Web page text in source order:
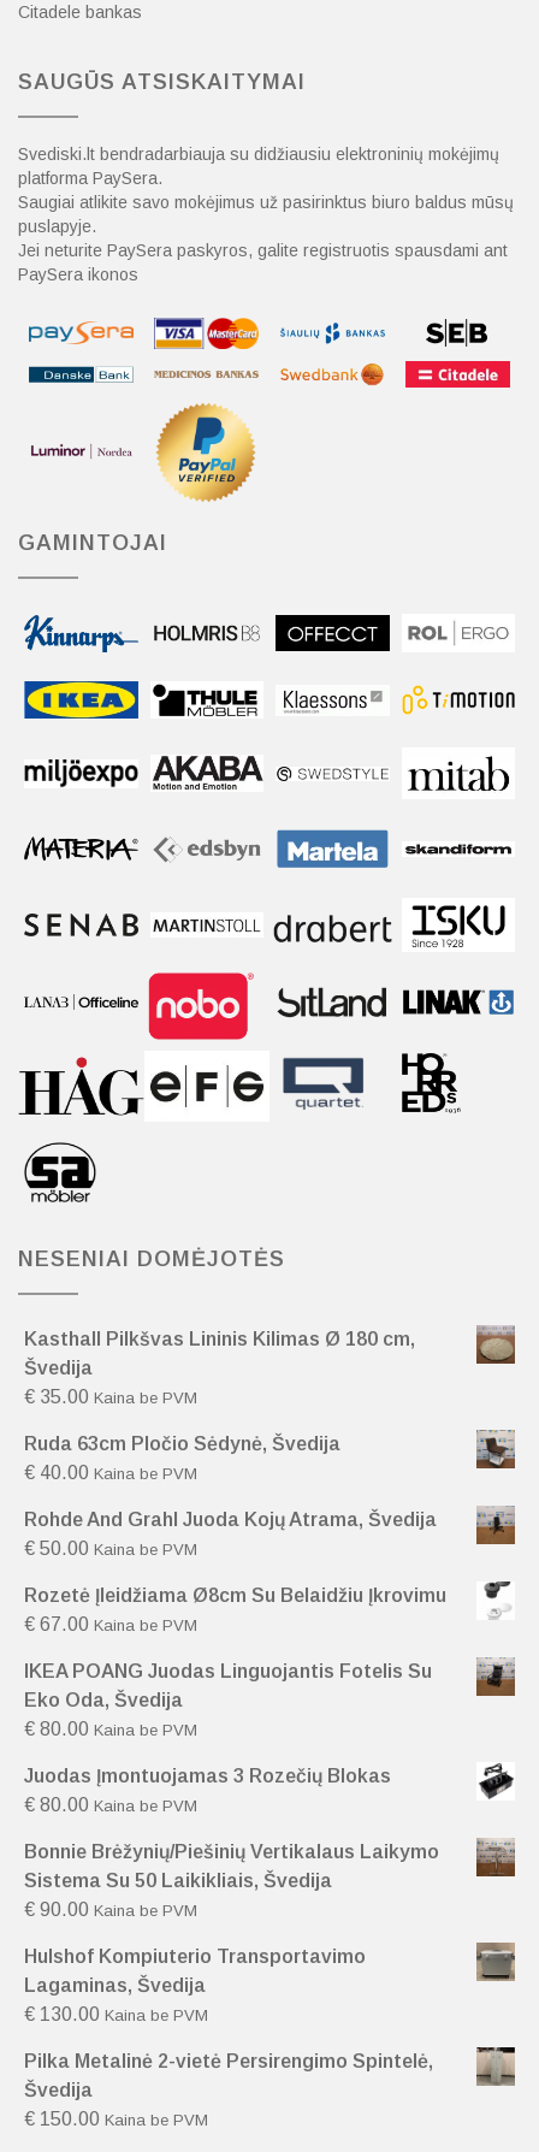
Citadele bankas
SAUGŪS ATSISKAITYMAI
Svediski.lt bendradarbiauja su didžiausiu elektroninių mokėjimų
platforma PaySera.
Saugiai atlikite savo mokėjimus už pasirinktus biuro baldus mūsų
puslapyje.
Jei neturite PaySera paskyros, galite registruotis spausdami ant
PaySera ikonos
GAMINTOJAI
NESENIAI DOMĖJOTĖS
Kasthall Pilkšvas Lininis Kilimas Ø 180 cm,
Švedija
€ 35.00 Kaina be PVM
Ruda 63cm Pločio Sėdynė, Švedija
€ 40.00 Kaina be PVM
Rohde And Grahl Juoda Kojų Atrama, Švedija
€ 50.00 Kaina be PVM
Rozetė Įleidžiama Ø8cm Su Belaidžiu Įkrovimu
€ 67.00 Kaina be PVM
IKEA POANG Juodas Linguojantis Fotelis Su
Eko Oda, Švedija
€ 80.00 Kaina be PVM
Juodas Įmontuojamas 3 Rozečių Blokas
€ 80.00 Kaina be PVM
Bonnie Brėžynių/Piešinių Vertikalaus Laikymo
Sistema Su 50 Laikikliais, Švedija
€ 90.00 Kaina be PVM
Hulshof Kompiuterio Transportavimo
Lagaminas, Švedija
€ 130.00 Kaina be PVM
Pilka Metalinė 2-vietė Persirengimo Spintelė,
Švedija
€ 150.00 Kaina be PVM